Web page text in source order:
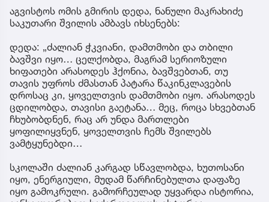
აგვისტოს ომის გმირის დედა, ნანული მაკრახიძე
საკუთარი შვილის ამბავს იხსენებს:
დედა: „ძალიან ჭკვიანი, დამთმობი და თბილი
ბავშვი იყო… ცელქობდა, მაგრამ სერიოზული
ხიფათები არასოდეს ჰქონია, ბავშვებთან, თუ
თავის უფროს ძმასთან პატარა წაკინკლავების
დროსაც კი, ყოველთვის დამთმობი იყო. არასოდეს
ცდილობდა, თავისი გაეტანა… მეც, როცა სხვებთან
ჩხუბობდნენ, რაც არ უნდა მართლები
ყოფილიყვნენ, ყოველთვის ჩემს შვილებს
ვამტყუნებდი…
სკოლაში ძალიან კარგად სწავლობდა, ხუთოსანი
იყო, ენერგიული, მუდამ წარჩინებულთა დაფაზე
იყო გამოკრული. გამორჩეულად უყვარდა ისტორია,